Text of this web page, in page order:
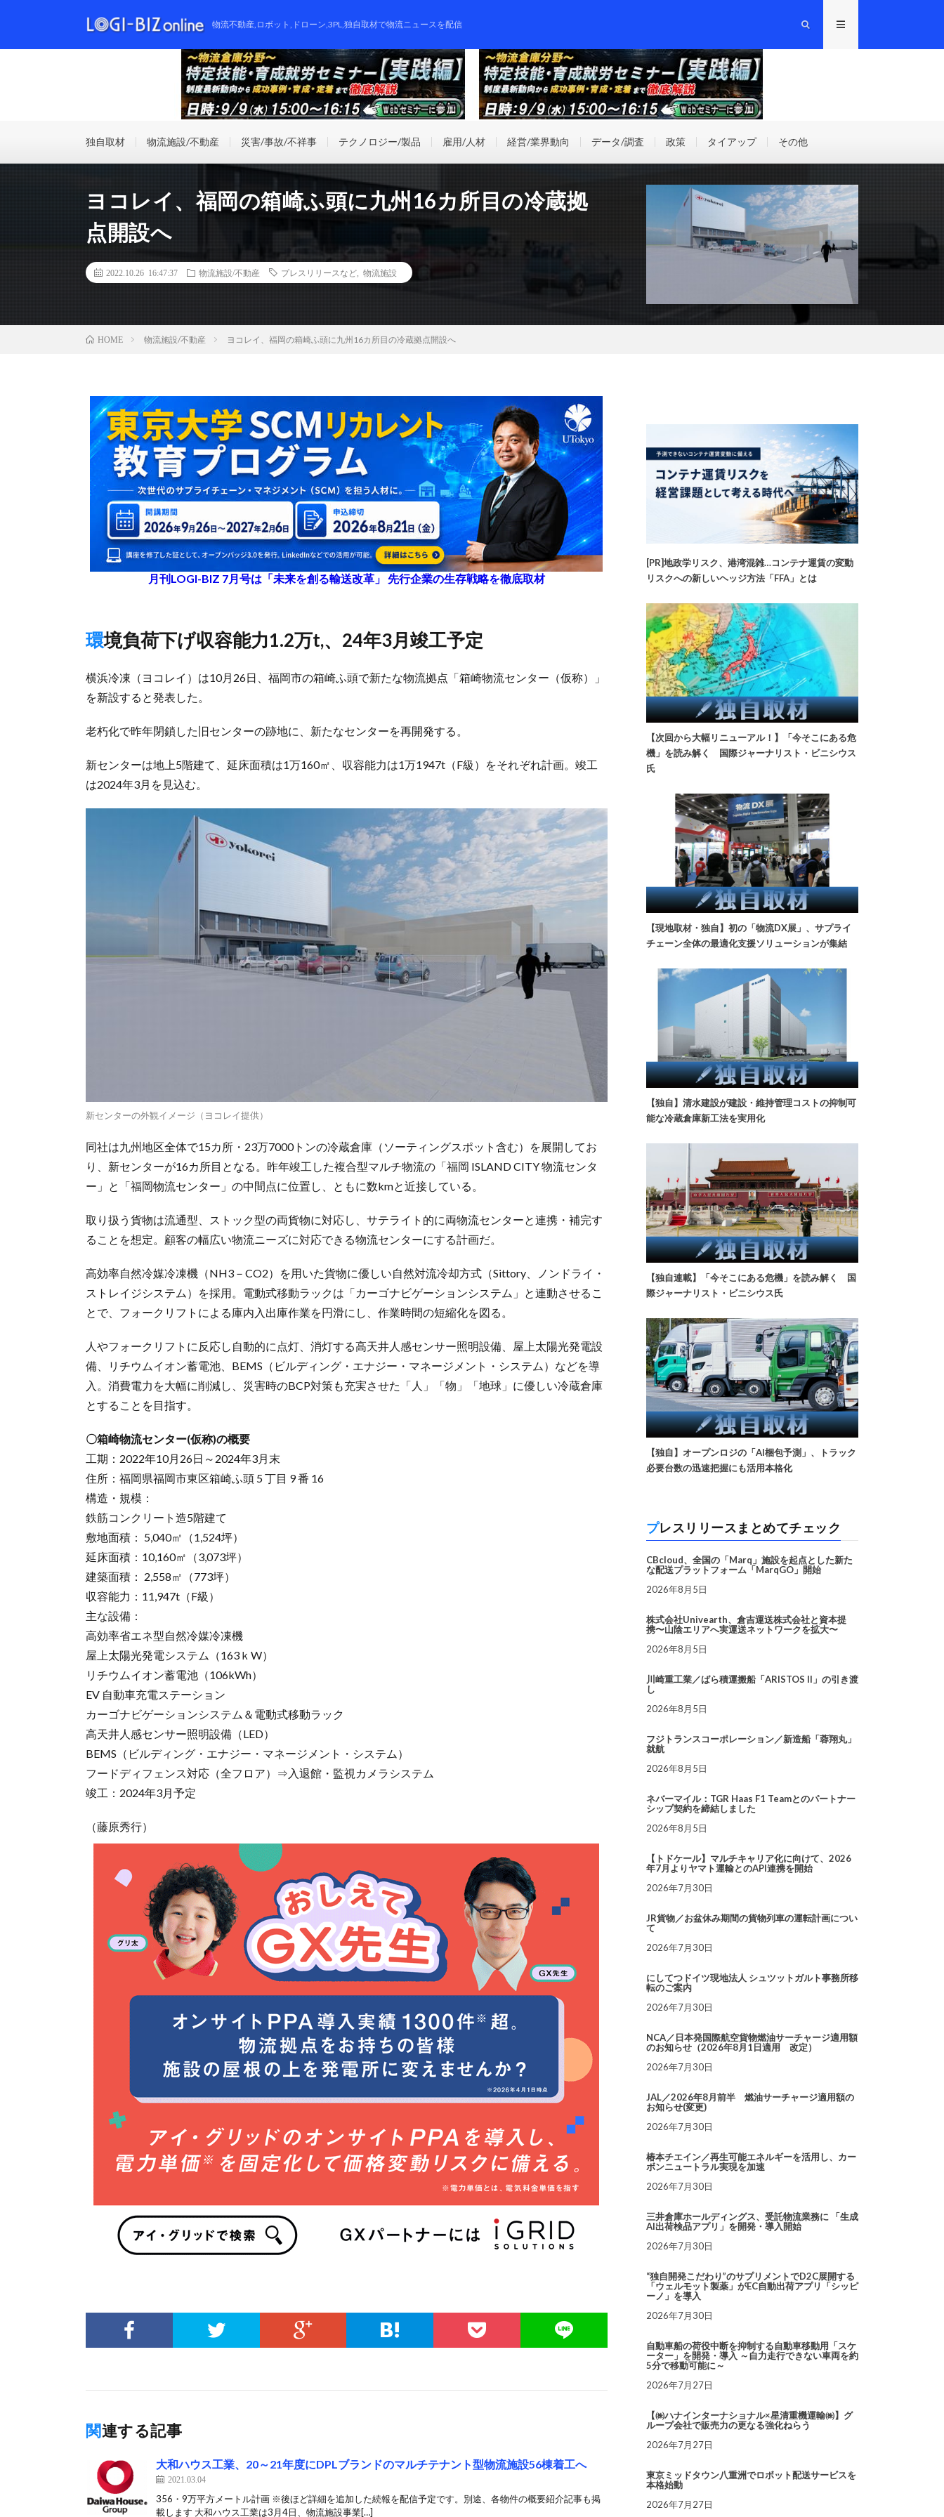
物流不動産,ロボット,ドローン,3PL,独自取材で物流ニュースを配信
独自取材 物流施設/不動産 災害/事故/不祥事 テクノロジー/製品 雇用/人材 経営/業界動向 データ/調査 政策 タイアップ その他
ヨコレイ、福岡の箱崎ふ頭に九州16カ所目の冷蔵拠
点開設へ
2022.10.26 16:47:37 物流施設/不動産 プレスリリースなど 物流施設
HOME 物流施設/不動産 ヨコレイ、福岡の箱崎ふ頭に九州16カ所目の冷蔵拠点開設へ
月刊LOGI-BIZ 7月号は「未来を創る輸送改革」 先行企業の生存戦略を徹底取材
環境負荷下げ収容能力1.2万t,、24年3月竣工予定
横浜冷凍（ヨコレイ）は10月26日、福岡市の箱崎ふ頭で新たな物流拠点「箱崎物流センター（仮称）」
を新設すると発表した。
老朽化で昨年閉鎖した旧センターの跡地に、新たなセンターを再開発する。
新センターは地上5階建て、延床面積は1万160㎡、収容能力は1万1947t（F級）をそれぞれ計画。竣工
は2024年3月を見込む。
新センターの外観イメージ（ヨコレイ提供）
同社は九州地区全体で15カ所・23万7000トンの冷蔵倉庫（ソーティングスポット含む）を展開してお
り、新センターが16カ所目となる。昨年竣工した複合型マルチ物流の「福岡 ISLAND CITY 物流センタ
ー」と「福岡物流センター」の中間点に位置し、ともに数kmと近接している。
取り扱う貨物は流通型、ストック型の両貨物に対応し、サテライト的に両物流センターと連携・補完す
ることを想定。顧客の幅広い物流ニーズに対応できる物流センターにする計画だ。
高効率自然冷媒冷凍機（NH3－CO2）を用いた貨物に優しい自然対流冷却方式（Sittory、ノンドライ・
ストレイジシステム）を採用。電動式移動ラックは「カーゴナビゲーションシステム」と連動させるこ
とで、フォークリフトによる庫内入出庫作業を円滑にし、作業時間の短縮化を図る。
人やフォークリフトに反応し自動的に点灯、消灯する高天井人感センサー照明設備、屋上太陽光発電設
備、リチウムイオン蓄電池、BEMS（ビルディング・エナジー・マネージメント・システム）などを導
入。消費電力を大幅に削減し、災害時のBCP対策も充実させた「人」「物」「地球」に優しい冷蔵倉庫
とすることを目指す。
〇箱崎物流センター(仮称)の概要
工期：2022年10月26日～2024年3月末
住所：福岡県福岡市東区箱崎ふ頭 5 丁目 9 番 16
構造・規模：
鉄筋コンクリート造5階建て
敷地面積： 5,040㎡（1,524坪）
延床面積：10,160㎡（3,073坪）
建築面積： 2,558㎡（773坪）
収容能力：11,947t（F級）
主な設備：
高効率省エネ型自然冷媒冷凍機
屋上太陽光発電システム（163ｋW）
リチウムイオン蓄電池（106kWh）
EV 自動車充電ステーション
カーゴナビゲーションシステム＆電動式移動ラック
高天井人感センサー照明設備（LED）
BEMS（ビルディング・エナジー・マネージメント・システム）
フードディフェンス対応（全フロア）⇒入退館・監視カメラシステム
竣工：2024年3月予定
（藤原秀行）
関連する記事
大和ハウス工業、20～21年度にDPLブランドのマルチテナント型物流施設56棟着工へ
2021.03.04
356・9万平方メートル計画 ※後ほど詳細を追加した続報を配信予定です。別途、各物件の概要紹介記事も掲
載します 大和ハウス工業は3月4日、物流施設事業[…]
[PR]地政学リスク、港湾混雑…コンテナ運賃の変動
リスクへの新しいヘッジ方法「FFA」とは
【次回から大幅リニューアル！】「今そこにある危
機」を読み解く 国際ジャーナリスト・ビニシウス
氏
【現地取材・独自】初の「物流DX展」、サプライ
チェーン全体の最適化支援ソリューションが集結
【独自】清水建設が建設・維持管理コストの抑制可
能な冷蔵倉庫新工法を実用化
【独自連載】「今そこにある危機」を読み解く 国
際ジャーナリスト・ビニシウス氏
【独自】オープンロジの「AI梱包予測」、トラック
必要台数の迅速把握にも活用本格化
プレスリリースまとめてチェック
CBcloud、全国の「Marq」施設を起点とした新た
な配送プラットフォーム「MarqGO」開始
2026年8月5日
株式会社Univearth、倉吉運送株式会社と資本提
携〜山陰エリアへ実運送ネットワークを拡大〜
2026年8月5日
川崎重工業／ばら積運搬船「ARISTOS II」の引き渡
し
2026年8月5日
フジトランスコーポレーション／新造船「蓉翔丸」
就航
2026年8月5日
ネバーマイル：TGR Haas F1 Teamとのパートナー
シップ契約を締結しました
2026年8月5日
【トドケール】マルチキャリア化に向けて、2026
年7月よりヤマト運輸とのAPI連携を開始
2026年7月30日
JR貨物／お盆休み期間の貨物列車の運転計画につい
て
2026年7月30日
にしてつドイツ現地法人 シュツットガルト事務所移
転のご案内
2026年7月30日
NCA／日本発国際航空貨物燃油サーチャージ適用額
のお知らせ（2026年8月1日適用 改定）
2026年7月30日
JAL／2026年8月前半 燃油サーチャージ適用額の
お知らせ(変更)
2026年7月30日
椿本チエイン／再生可能エネルギーを活用し、カー
ボンニュートラル実現を加速
2026年7月30日
三井倉庫ホールディングス、受託物流業務に 「生成
AI出荷検品アプリ」を開発・導入開始
2026年7月30日
“独自開発こだわり”のサプリメントでD2C展開する
「ウェルモット製薬」がEC自動出荷アプリ「シッピ
ーノ」を導入
2026年7月30日
自動車船の荷役中断を抑制する自動車移動用「スケ
ーター」を開発・導入 ～自力走行できない車両を約
5分で移動可能に～
2026年7月27日
【㈱ハナインターナショナル×星清重機運輸㈱】グ
ループ会社で販売力の更なる強化ねらう
2026年7月27日
東京ミッドタウン八重洲でロボット配送サービスを
本格始動
2026年7月27日